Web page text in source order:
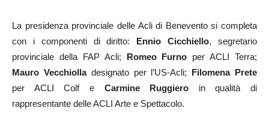
La presidenza provinciale delle Acli di Benevento si completa
con i componenti di diritto: Ennio Cicchiello, segretario
provinciale della FAP Acli; Romeo Furno per ACLI Terra;
Mauro Vecchiolla designato per l’US-Acli; Filomena Prete
per ACLI Colf e Carmine Ruggiero in qualità di
rappresentante delle ACLI Arte e Spettacolo.